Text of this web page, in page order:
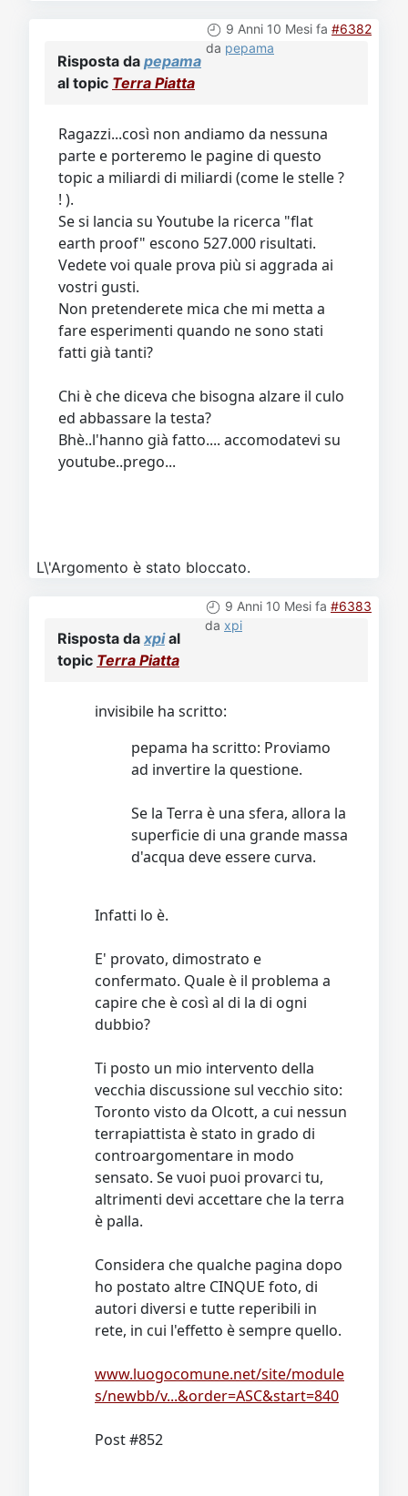
9 Anni 10 Mesi fa #6382
da pepama
Risposta da pepama
al topic Terra Piatta
Ragazzi...così non andiamo da nessuna
parte e porteremo le pagine di questo
topic a miliardi di miliardi (come le stelle ?
! ).
Se si lancia su Youtube la ricerca "flat
earth proof" escono 527.000 risultati.
Vedete voi quale prova più si aggrada ai
vostri gusti.
Non pretenderete mica che mi metta a
fare esperimenti quando ne sono stati
fatti già tanti?
Chi è che diceva che bisogna alzare il culo
ed abbassare la testa?
Bhè..l'hanno già fatto.... accomodatevi su
youtube..prego...
L\'Argomento è stato bloccato.
9 Anni 10 Mesi fa #6383
da xpi
Risposta da xpial
topic Terra Piatta
invisibile ha scritto:
pepama ha scritto: Proviamo
ad invertire la questione.
Se la Terra è una sfera, allora la
superficie di una grande massa
d'acqua deve essere curva.
Infatti lo è.
E' provato, dimostrato e
confermato. Quale è il problema a
capire che è così al di la di ogni
dubbio?
Ti posto un mio intervento della
vecchia discussione sul vecchio sito:
Toronto visto da Olcott, a cui nessun
terrapiattista è stato in grado di
controargomentare in modo
sensato. Se vuoi puoi provarci tu,
altrimenti devi accettare che la terra
è palla.
Considera che qualche pagina dopo
ho postato altre CINQUE foto, di
autori diversi e tutte reperibili in
rete, in cui l'effetto è sempre quello.
www.luogocomune.net/site/module
s/newbb/v...&order=ASC&start=840
Post #852